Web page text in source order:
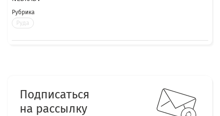
Рубрика
Руда
Подписаться
на рассылку